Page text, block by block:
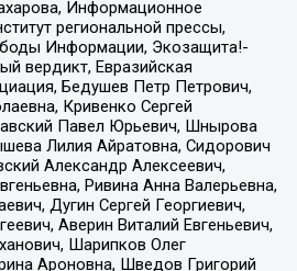
Информационное
региональной прессы,
Информации, Экозащита!-
вердикт, Евразийская
Бедушев Петр Петрович,
Кривенко Сергей
Павел Юрьевич, Шнырова
Лилия Айратовна, Сидорович
Александр Алексеевич,
Ривина Анна Валерьевна,
Дугин Сергей Георгиевич,
Аверин Виталий Евгеньевич,
Шарипков Олег
Ароновна, Шведов Григорий